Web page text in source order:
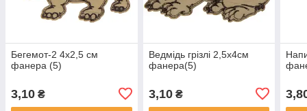
Бегемот-2 4х2,5 см
фанера (5)
3,10 ₴
Ведмідь грізлі 2,5х4см
фанера(5)
3,10₴